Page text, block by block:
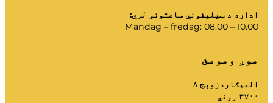
اداره د ټیلیفوني ساعتونو لري:
Mandag – fredag: 08.00 – 10.00
موږ ومومئ
المیګاردزوېج ۸
۳۷۰۰ روني